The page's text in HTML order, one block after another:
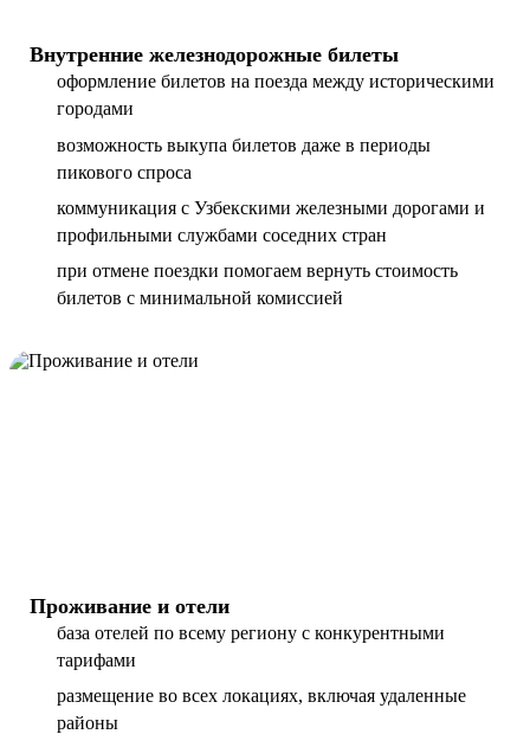
Внутренние железнодорожные билеты
оформление билетов на поезда между историческими
городами
возможность выкупа билетов даже в периоды
пикового спроса
коммуникация с Узбекскими железными дорогами и
профильными службами соседних стран
при отмене поездки помогаем вернуть стоимость
билетов с минимальной комиссией
Проживание и отели
база отелей по всему региону с конкурентными
тарифами
размещение во всех локациях, включая удаленные
районы